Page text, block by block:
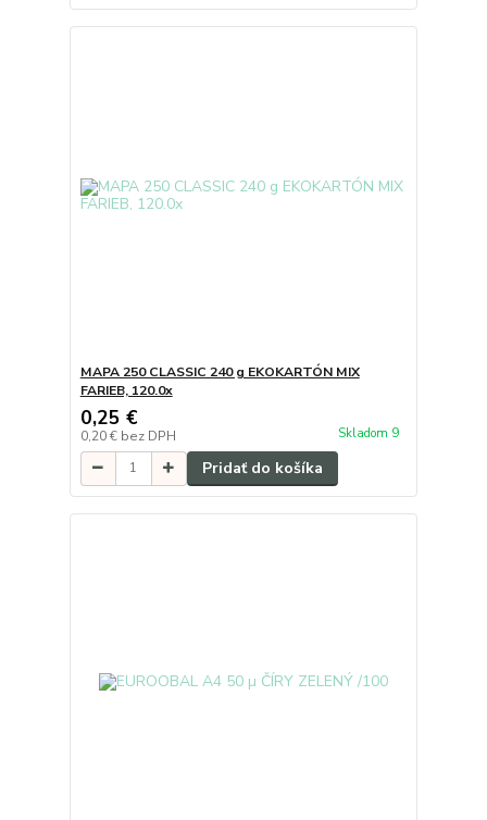
MAPA 250 CLASSIC 240 g EKOKARTÓN MIX
FARIEB, 120.0x
0,25 €
0,20 € bez DPH Skladom 9
Pridať do košíka